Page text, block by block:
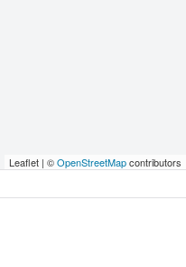
Leaflet | ©OpenStreetMapcontributors